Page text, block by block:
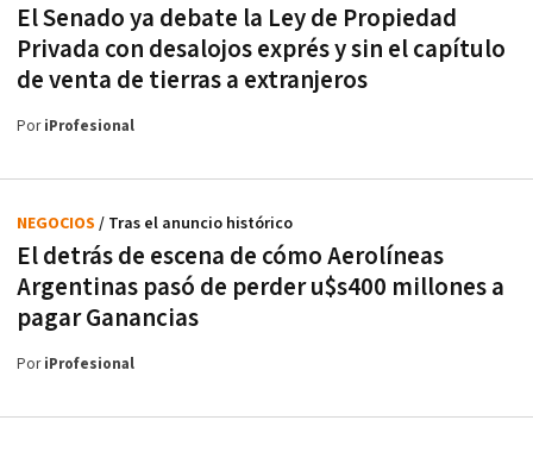
El Senado ya debate la Ley de Propiedad
Privada con desalojos exprés y sin el capítulo
de venta de tierras a extranjeros
PoriProfesional
El detrás de escena de cómo Aerolíneas
Argentinas pasó de perder u$s400 millones a
pagar Ganancias
NEGOCIOS / Tras el anuncio histórico
PoriProfesional